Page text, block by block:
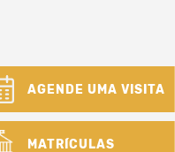
AGENDE UMA VISITA
MATRÍCULAS